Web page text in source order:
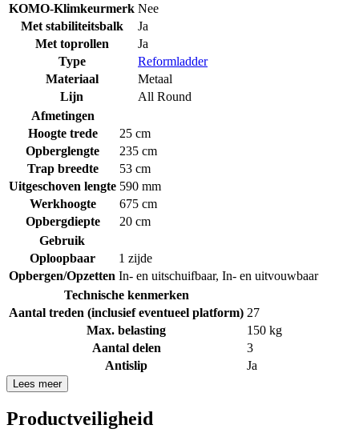
KOMO-Klimkeurmerk Nee
Met stabiliteitsbalk
Ja
Met toprollen
Ja
Type
Reformladder
Materiaal
Metaal
Lijn
All Round
Afmetingen
Hoogte trede
25 cm
Opberglengte
235 cm
Trap breedte
53 cm
Uitgeschoven lengte 590 mm
Werkhoogte
675 cm
Opbergdiepte
20 cm
Gebruik
Oploopbaar
1 zijde
Opbergen/Opzetten In- en uitschuifbaar, In- en uitvouwbaar
Technische kenmerken
Aantal treden (inclusief eventueel platform) 27
Max. belasting
150 kg
Aantal delen
3
Antislip
Ja
Lees meer
Productveiligheid